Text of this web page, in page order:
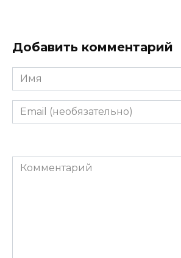
Добавить комментарий
Имя
Email
(необязательно)
Комментарий